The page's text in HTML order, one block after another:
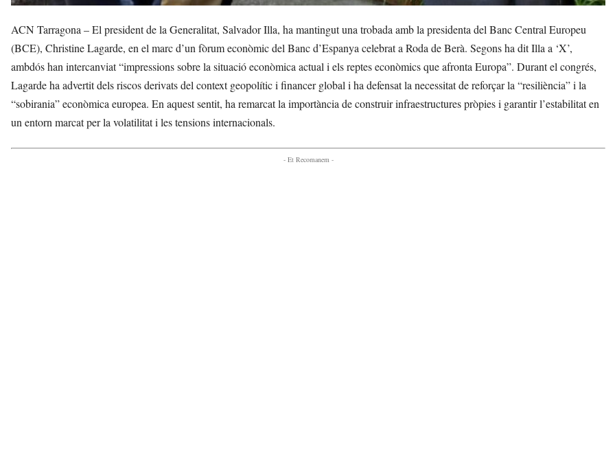
ACN Tarragona – El president de la Generalitat, Salvador Illa, ha mantingut una trobada amb la presidenta del Banc Central Europeu
(BCE), Christine Lagarde, en el marc d’un fòrum econòmic del Banc d’Espanya celebrat a Roda de Berà. Segons ha dit Illa a ‘X’,
ambdós han intercanviat “impressions sobre la situació econòmica actual i els reptes econòmics que afronta Europa”. Durant el congrés,
Lagarde ha advertit dels riscos derivats del context geopolític i financer global i ha defensat la necessitat de reforçar la “resiliència” i la
“sobirania” econòmica europea. En aquest sentit, ha remarcat la importància de construir infraestructures pròpies i garantir l’estabilitat en
un entorn marcat per la volatilitat i les tensions internacionals.
- Et Recomanem -